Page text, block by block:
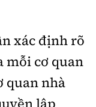
xác định rõ
mỗi cơ quan
quan nhà